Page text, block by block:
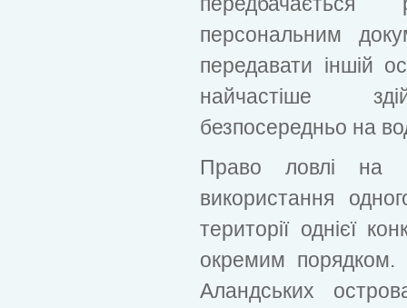
персональним
передавати іншій
найчастіше
безпосередньо на
Право ловлі на
використання
території однієї
окремим
Аландських